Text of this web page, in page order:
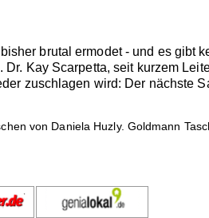
brutal ermodet - und es gibt
Kay Scarpetta, seit kurzem
zuschlagen wird: Der nächste
von Daniela Huzly. Goldmann